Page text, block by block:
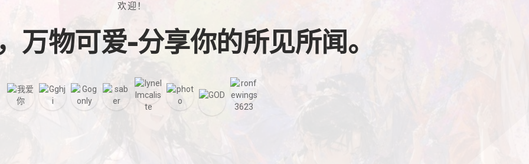
欢迎！
万物可爱-分享你的所见所闻。